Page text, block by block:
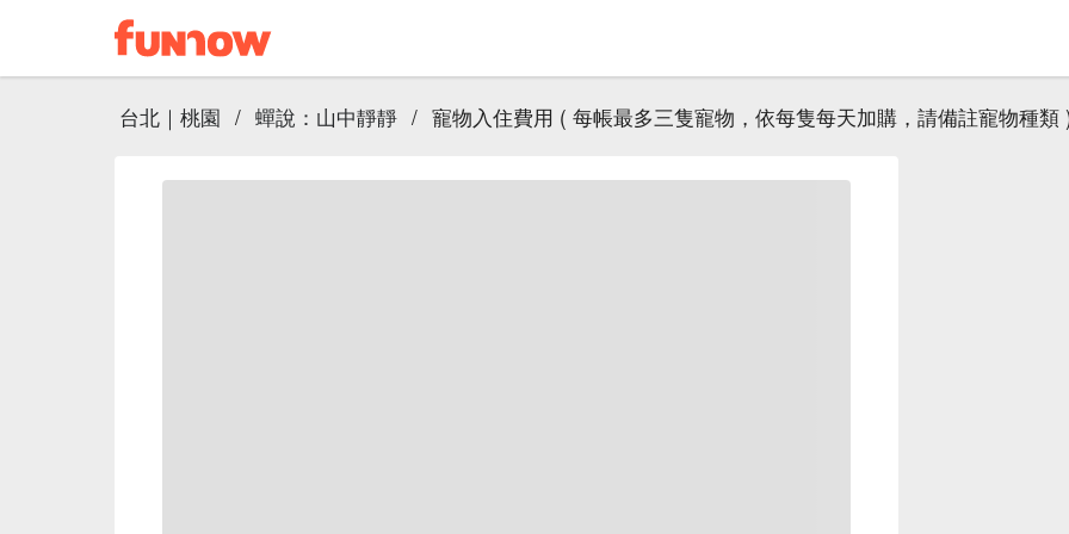
台北｜桃園 / 蟬說：山中靜靜 / 寵物入住費用 ( 每帳最多三隻寵物，依每隻每天加購，請備註寵物種類